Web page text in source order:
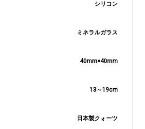
シリコン
ミネラルガラス
40mm×40mm
13～19cm
日本製クォーツ